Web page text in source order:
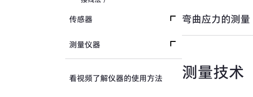
弯曲应力的测量
测量技术
传感器
传感器首页
载荷传感器入门 What's LOAD
测量仪器
看视频了解仪器的使用方法